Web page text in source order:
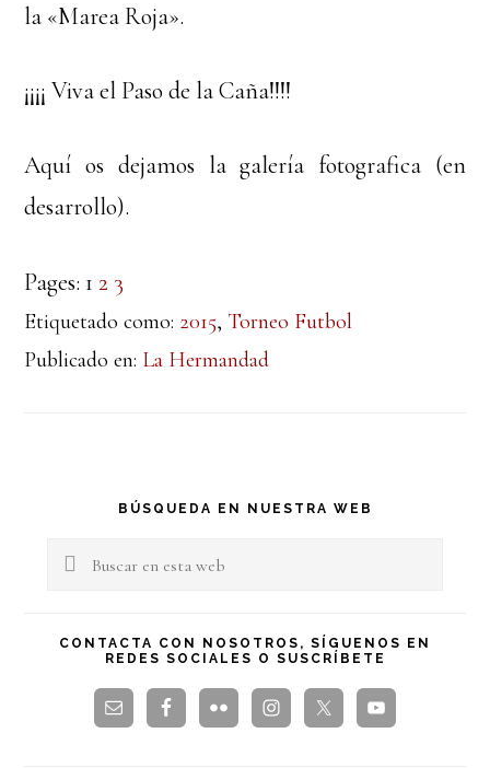
la «Marea Roja».
¡¡¡¡ Viva el Paso de la Caña!!!!
Aquí os dejamos la galería fotografica (en
desarrollo).
Pages: 1 2 3
Etiquetado como: 2015, Torneo Futbol
Publicado en: La Hermandad
Barra
lateral
BÚSQUEDA EN NUESTRA WEB
Buscar
esta
CONTACTA CON NOSOTROS, SÍGUENOS EN
REDES SOCIALES O SUSCRÍBETE